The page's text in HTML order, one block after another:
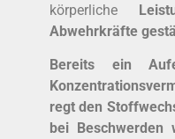
körperliche
Abwehrkräfte
Bereits ein
regt den
bei Beschwerden